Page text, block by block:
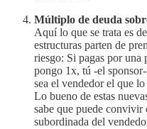
Múltiplo de deuda
Aquí lo que se trata es
estructuras parten de
riesgo: Si pagas por
pongo 1x, tú -el
sea el vendedor el que lo
Lo bueno de estas
sabe que puede convivir
subordinada del